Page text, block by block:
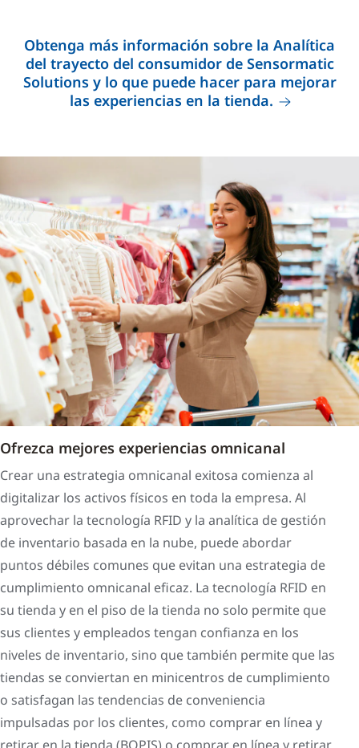
Obtenga más información sobre la Analítica
del trayecto del consumidor de Sensormatic
Solutions y lo que puede hacer para mejorar
las experiencias en la tienda.
Ofrezca mejores experiencias omnicanal
Crear una estrategia omnicanal exitosa comienza al
digitalizar los activos físicos en toda la empresa. Al
aprovechar la tecnología RFID y la analítica de gestión
de inventario basada en la nube, puede abordar
puntos débiles comunes que evitan una estrategia de
cumplimiento omnicanal eficaz. La tecnología RFID en
su tienda y en el piso de la tienda no solo permite que
sus clientes y empleados tengan confianza en los
niveles de inventario, sino que también permite que las
tiendas se conviertan en minicentros de cumplimiento
o satisfagan las tendencias de conveniencia
impulsadas por los clientes, como comprar en línea y